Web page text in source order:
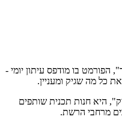
הפורמט בו מודפס עיתון יומי -
כל מה שגיק ומעניין.
היא חנות תכנית שותפים